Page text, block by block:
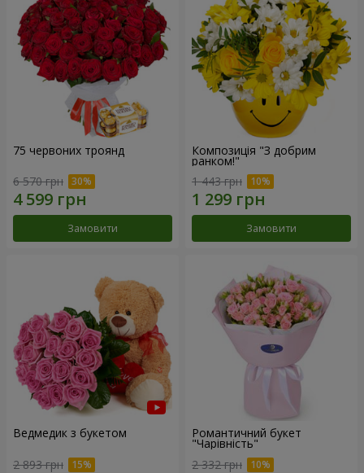
75 червоних троянд
6 570 грн
Замовити
Композиція "З добрим
ранком!"
1 443 грн
Замовити
Ведмедик з букетом
2 893 грн
Романтичний букет
"Чарівність"
2 332 грн